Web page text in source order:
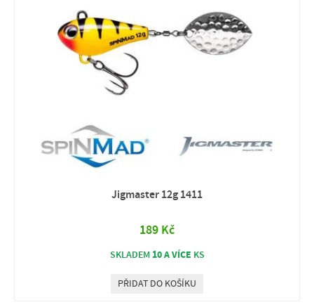
Jigmaster 12g 1411
189 Kč
SKLADEM 10 A VÍCE KS
PŘIDAT DO KOŠÍKU